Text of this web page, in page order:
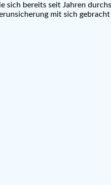
sich bereits seit Jahren
mit sich